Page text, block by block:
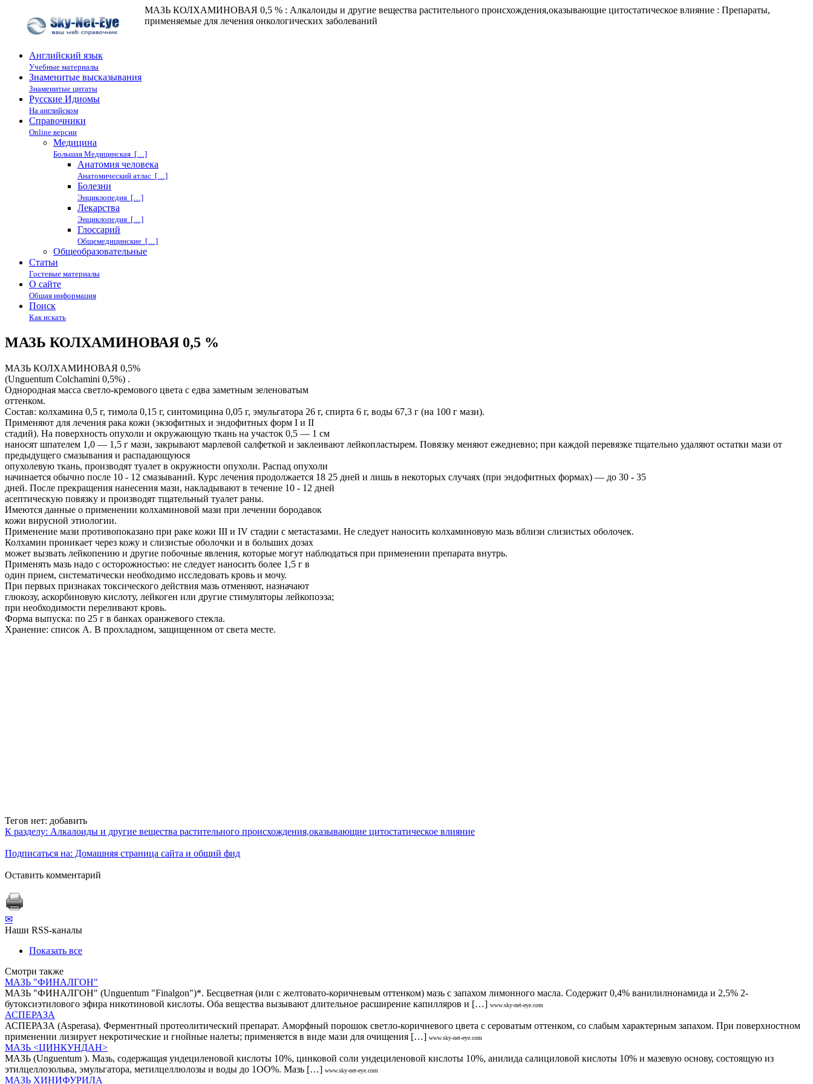
МАЗЬ КОЛХАМИНОВАЯ 0,5 % : Алкалоиды и другие вещества растительного происхождения,оказывающие цитостатическое влияние : Препараты,
применяемые для лечения онкологических заболеваний
Английский язык
Учебные материалы
Знаменитые высказывания
Знаменитые цитаты
Русские Идиомы
На английском
Справочники
Online версии
Медицина
Большая Медицинская […]
Анатомия человека
Анатомический атлас […]
Болезни
Энциклопедия […]
Лекарства
Энциклопедия […]
Глоссарий
Общемедицинские […]
Общеобразовательные
Статьи
Гостевые материалы
О сайте
Общая информация
Поиск
Как искать
МАЗЬ КОЛХАМИНОВАЯ 0,5 %
МАЗЬ КОЛХАМИНОВАЯ 0,5%
(Unguentum Colchamini 0,5%) .
Однородная масса светло-кремового цвета с едва заметным зеленоватым
оттенком.
Состав: колхамина 0,5 г, тимола 0,15 г, синтомицина 0,05 г, эмульгатора 26 г, спирта 6 г, воды 67,3 г (на 100 г мази).
Применяют для лечения рака кожи (экзофитных и эндофитных форм I и II
стадий). На поверхность опухоли и окружающую ткань на участок 0,5 — 1 см
наносят шпателем 1,0 — 1,5 г мази, закрывают марлевой салфеткой и заклеивают лейкопластырем. Повязку меняют ежедневно; при каждой перевязке тщательно удаляют остатки мази от
предыдущего смазывания и распадающуюся
опухолевую ткань, производят туалет в окружности опухоли. Распад опухоли
начинается обычно после 10 - 12 смазываний. Курс лечения продолжается 18 25 дней и лишь в некоторых случаях (при эндофитных формах) — до 30 - 35
дней. После прекращения нанесения мази, накладывают в течение 10 - 12 дней
асептическую повязку и производят тщательный туалет раны.
Имеются данные о применении колхаминовой мази при лечении бородавок
кожи вирусной этиологии.
Применение мази противопоказано при раке кожи III и IV стадии с метастазами. Не следует наносить колхаминовую мазь вблизи слизистых оболочек.
Колхамин проникает через кожу и слизистые оболочки и в больших дозах
может вызвать лейкопению и другие побочные явления, которые могут наблюдаться при применении препарата внутрь.
Применять мазь надо с осторожностью: не следует наносить более 1,5 г в
один прием, систематически необходимо исследовать кровь и мочу.
При первых признаках токсического действия мазь отменяют, назначают
глюкозу, аскорбиновую кислоту, лейкоген или другие стимуляторы лейкопоэза;
при необходимости переливают кровь.
Форма выпуска: по 25 г в банках оранжевого стекла.
Хранение: список А. В прохладном, защищенном от света месте.
Тегов нет: добавить
К разделу: Алкалоиды и другие вещества растительного происхождения,оказывающие цитостатическое влияние
Подписаться на: Домашняя страница сайта и общий фид
Оставить комментарий
✉
Наши RSS-каналы
Показать все
Смотри также
МАЗЬ "ФИНАЛГОН"
МАЗЬ "ФИНАЛГОН" (Unguentum "Finalgon")*. Бесцветная (или с желтовато-коричневым оттенком) мазь с запахом лимонного масла. Содержит 0,4% ванилилнонамида и 2,5% 2-
бутоксиэтилового эфира никотиновой кислоты. Оба вещества вызывают длительное расширение капилляров и […] www.sky-net-eye.com
АСПЕРАЗА
АСПЕРАЗА (Аsperasa). Ферментный протеолитический препарат. Аморфный порошок светло-коричневого цвета с серoватым оттенком, со слабым характерным запахом. При поверхностном
применении лизирует некротические и гнойные налеты; применяется в виде мази для очищения […] www.sky-net-eye.com
МАЗЬ <ЦИНКУНДАН>
МАЗЬ (Unguentum ). Мазь, содержащая ундециленовой кислоты 10%, цинковой соли ундециленовой кислоты 10%, анилида салициловой кислоты 10% и мазевую основу, состоящую из
этилцеллозольва, эмульгатора, метилцеллюлозы и воды до 1ОО%. Мазь […] www.sky-net-eye.com
МАЗЬ ХИНИФУРИЛА